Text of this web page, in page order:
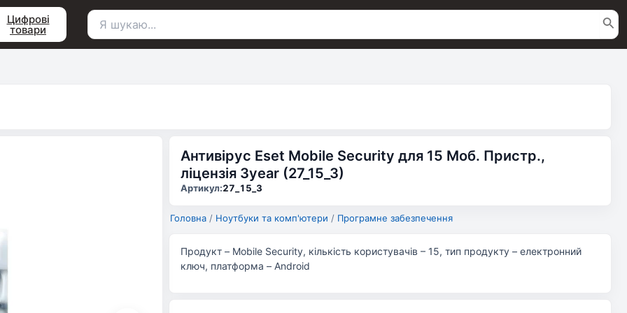
Цифрові
товари
Пошук
Антивірус Eset Mobile Security для 15 Моб. Пристр.,
ліцензія 3year (27_15_3)
Артикул:27_15_3
Головна / Ноутбуки та комп'ютери / Програмне забезпечення
Продукт – Mobile Security, кількість користувачів – 15, тип продукту – електронний
ключ, платформа – Android